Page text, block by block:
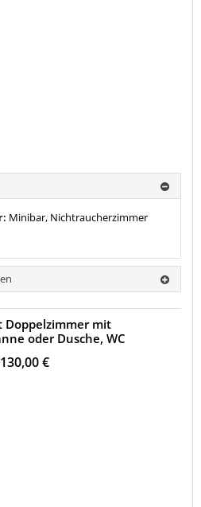
Minibar, Nichtraucherzimmer
Doppelzimmer mit
oder Dusche, WC
130,00 €